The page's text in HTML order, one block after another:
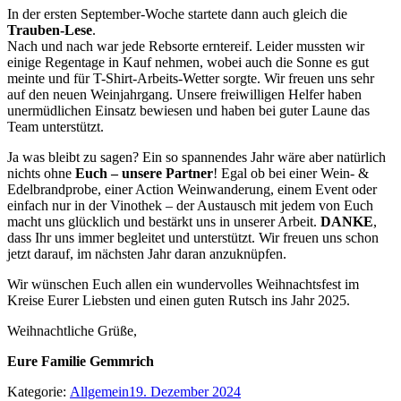
In der ersten September-Woche startete dann auch gleich die
Trauben-Lese.
Nach und nach war jede Rebsorte erntereif. Leider mussten wir
einige Regentage in Kauf nehmen, wobei auch die Sonne es gut
meinte und für T-Shirt-Arbeits-Wetter sorgte. Wir freuen uns sehr
auf den neuen Weinjahrgang. Unsere freiwilligen Helfer haben
unermüdlichen Einsatz bewiesen und haben bei guter Laune das
Team unterstützt.
Ja was bleibt zu sagen? Ein so spannendes Jahr wäre aber natürlich
nichts ohne Euch – unsere Partner! Egal ob bei einer Wein- &
Edelbrandprobe, einer Action Weinwanderung, einem Event oder
einfach nur in der Vinothek – der Austausch mit jedem von Euch
macht uns glücklich und bestärkt uns in unserer Arbeit. DANKE,
dass Ihr uns immer begleitet und unterstützt. Wir freuen uns schon
jetzt darauf, im nächsten Jahr daran anzuknüpfen.
Wir wünschen Euch allen ein wundervolles Weihnachtsfest im
Kreise Eurer Liebsten und einen guten Rutsch ins Jahr 2025.
Weihnachtliche Grüße,
Eure Familie Gemmrich
Kategorie: Allgemein19. Dezember 2024